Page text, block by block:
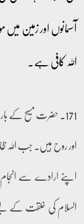
آسمانوں اور زمین
اللہ کافی ہے۔
171۔ حضرت مسیح کے
اور روح ہیں۔ جب
اپنے ارادے سے انجام
السلام کی خلقت کے